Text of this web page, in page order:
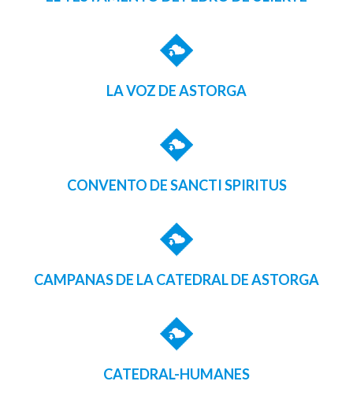
LA VOZ DE ASTORGA
CONVENTO DE SANCTI SPIRITUS
CAMPANAS DE LA CATEDRAL DE ASTORGA
CATEDRAL-HUMANES